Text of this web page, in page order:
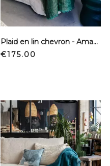
Plaid en lin chevron - Amazonie
Price
€175.00